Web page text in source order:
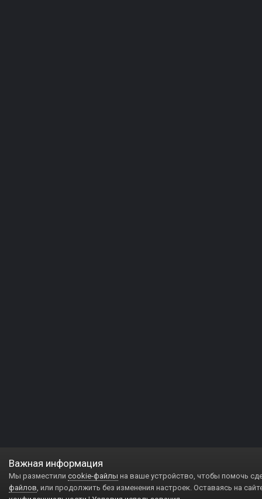
Важная информация
Мы разместили cookie-файлы на ваше устройство, чтобы помочь
файлов, или продолжить без изменения настроек. Оставаясь на